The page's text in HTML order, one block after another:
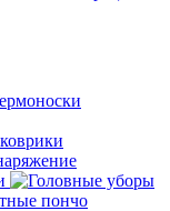
пончо